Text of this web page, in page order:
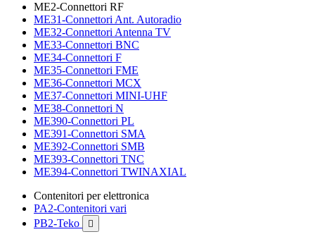
ME2-Connettori RF
ME31-Connettori Ant. Autoradio
ME32-Connettori Antenna TV
ME33-Connettori BNC
ME34-Connettori F
ME35-Connettori FME
ME36-Connettori MCX
ME37-Connettori MINI-UHF
ME38-Connettori N
ME390-Connettori PL
ME391-Connettori SMA
ME392-Connettori SMB
ME393-Connettori TNC
ME394-Connettori TWINAXIAL
Contenitori per elettronica
PA2-Contenitori vari
PB2-Teko
